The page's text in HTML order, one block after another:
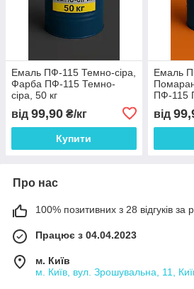
Емаль ПФ-115 Темно-сіра,
Фарба ПФ-115 Темно-
сіра, 50 кг
від 99,90 ₴/кг
Купити
Емаль
ПФ-115
від
Про нас
100% позитивних з 28 відгуків за
Працює з 04.04.2023
м. Київ
м. Київ, вул. Зрошувальна, 11,